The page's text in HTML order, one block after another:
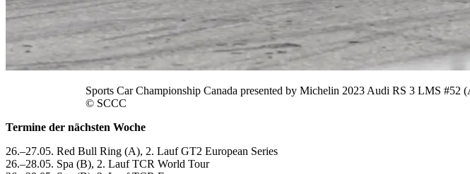
Sports Car Championship Canada presented by Michelin 2023 Audi RS 3 LMS #52
© SCCC
Termine der nächsten Woche
26.–27.05. Red Bull Ring (A), 2. Lauf GT2 European Series
26.–28.05. Spa (B), 2. Lauf TCR World Tour